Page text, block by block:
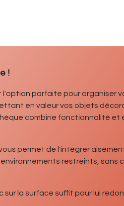
!
parfaite pour organiser
en valeur vos objets
combine fonctionnalité et
permet de l'intégrer
restreints, sans
la surface suffit pour lui